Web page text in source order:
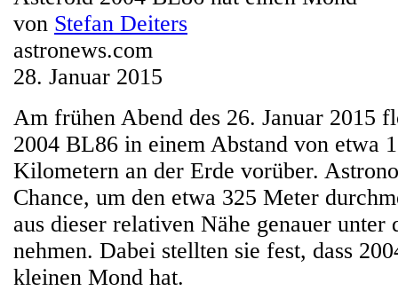
von Stefan Deiters
astronews.com
28. Januar 2015
Am frühen Abend des 26. Januar 2015
2004 BL86 in einem Abstand von etwa
Kilometern an der Erde vorüber.
Chance, um den etwa 325 Meter
aus dieser relativen Nähe genauer unter
nehmen. Dabei stellten sie fest, dass
kleinen Mond hat.